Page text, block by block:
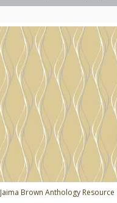
Jaima Brown Anthology Resource